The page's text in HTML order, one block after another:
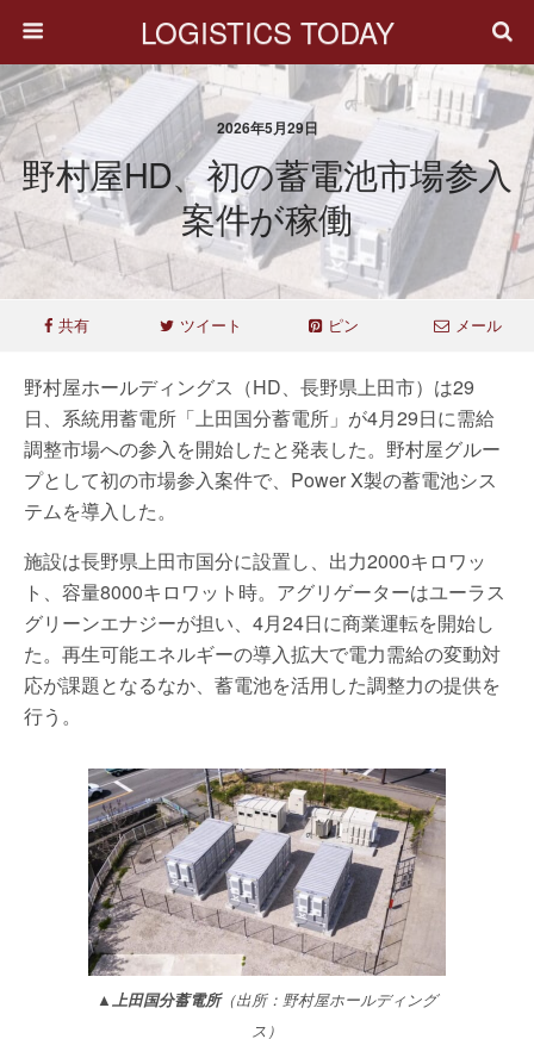
LOGISTICS TODAY
2026年5月29日
野村屋HD、初の蓄電池市場参入
案件が稼働
共有 ツイート ピン メール
野村屋ホールディングス（HD、長野県上田市）は29
日、系統用蓄電所「上田国分蓄電所」が4月29日に需給
調整市場への参入を開始したと発表した。野村屋グルー
プとして初の市場参入案件で、Power X製の蓄電池シス
テムを導入した。
施設は長野県上田市国分に設置し、出力2000キロワッ
ト、容量8000キロワット時。アグリゲーターはユーラス
グリーンエナジーが担い、4月24日に商業運転を開始し
た。再生可能エネルギーの導入拡大で電力需給の変動対
応が課題となるなか、蓄電池を活用した調整力の提供を
行う。
▲上田国分蓄電所（出所：野村屋ホールディング
ス）